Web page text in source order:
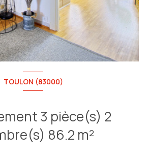
TOULON (83000)
pièce(s) 2
chambre(s) 86.2 m²